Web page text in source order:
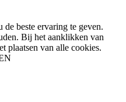
beste ervaring te geven.
Bij het aanklikken van
plaatsen van alle cookies.